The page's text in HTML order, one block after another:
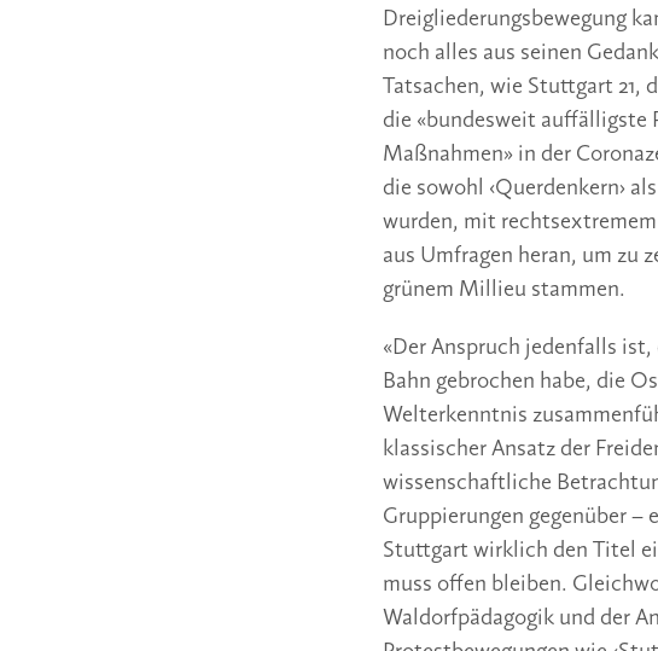
Dreigliederungsbewegung
noch alles aus seinen
Tatsachen, wie Stuttgart 21,
die «bundesweit auffälligste
Maßnahmen» in der
die sowohl ‹Querdenkern›
wurden, mit
aus Umfragen heran, um zu
grünem Millieu stammen.
«Der Anspruch jedenfalls
Bahn gebrochen habe, die
Welterkenntnis
klassischer Ansatz der
wissenschaftliche
Gruppierungen gegenüber –
Stuttgart wirklich den Titel
muss offen bleiben.
Waldorfpädagogik und der